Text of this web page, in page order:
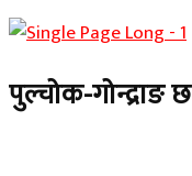
पुल्चोक-